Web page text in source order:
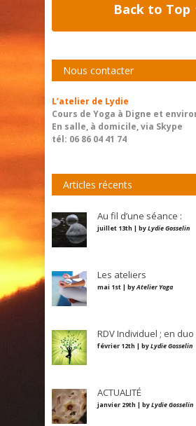
Back to Top
Nous contacter
L’atelier de Lydie
Cours de Yoga à Digne et
En salle, à domicile, via Skype
tél: 06 86 04 41 74
Articles récents
Au fil d’une séance :
juillet 13th | byLydie Gosselin
Les ateliers
mai 1st | byAtelier Yoga
RDV Individuel ; en
février 12th | byLydie Gosselin
ACTUALITÉ
janvier 29th | byLydie Gosselin